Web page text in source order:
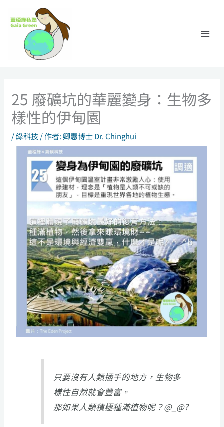
25 廢礦坑的華麗變身：生物多
樣性的伊甸園
/綠科技 / 作者: 卿惠博士 Dr. Chinghui
只要沒有人類插手的地方，生物多
樣性自然就會豐富。
那如果人類積極種滿植物呢？@_@?